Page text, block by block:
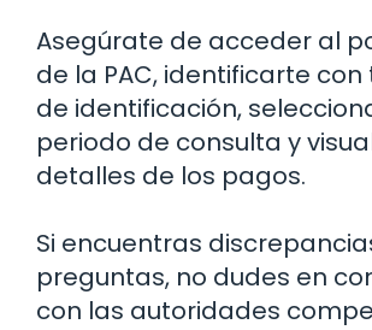
Asegúrate de acceder al
de la PAC, identificarte
de identificación,
periodo de consulta y
detalles de los pagos.
Si encuentras
preguntas, no dudes en
con las autoridades